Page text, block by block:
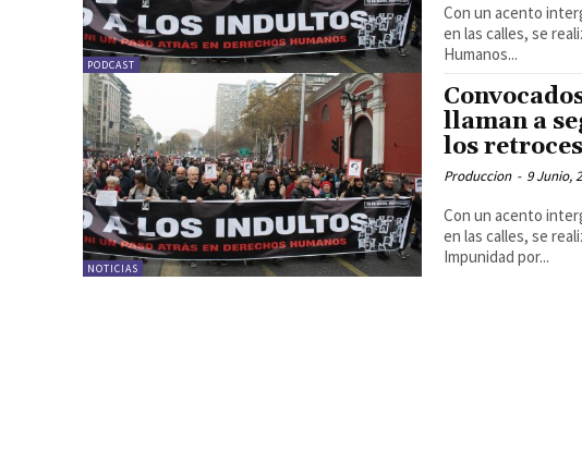
PODCAST
Con un acento
en las calles, se
Humanos...
NOTICIAS
llaman a
los
Produccion - 9 Junio,
Con un acento
en las calles, se
Impunidad por...